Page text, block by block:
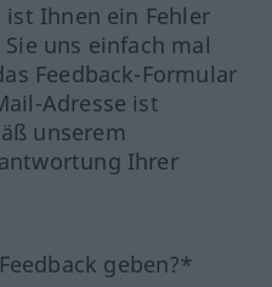
ist Ihnen ein Fehler
uns einfach mal
Feedback-Formular
Adresse ist
unserem
Ihrer
geben?*